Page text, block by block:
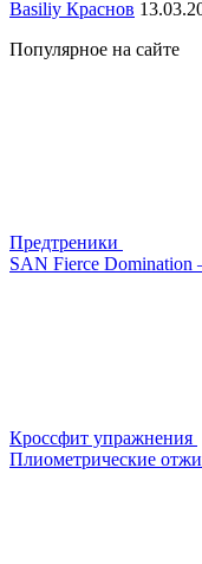
Basiliy Краснов
Популярное на сайте
Предтреники
SAN Fierce Domination
Кроссфит упражнения
Плиометрические